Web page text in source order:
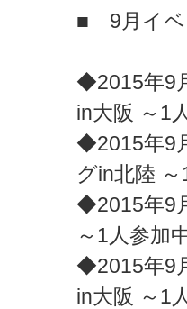
■ 9月イ
◆2015年9
in大阪 ～1
◆2015年9
グin北陸
◆2015年9
～1人参加
◆2015年9
in大阪 ～1